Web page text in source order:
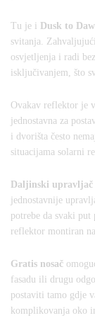
Tu je i Dusk to
svitanja.
osvjetljenja i radi
isključivanjem, što
Ovakav reflektor je
jednostavna za
i dvorišta često
situacijama solarni
Daljinski upravljač
jednostavnije
potrebe da svaki
reflektor montiran
Gratis nosač
fasadu ili drugu
postaviti tamo gdje
komplikovanja oko